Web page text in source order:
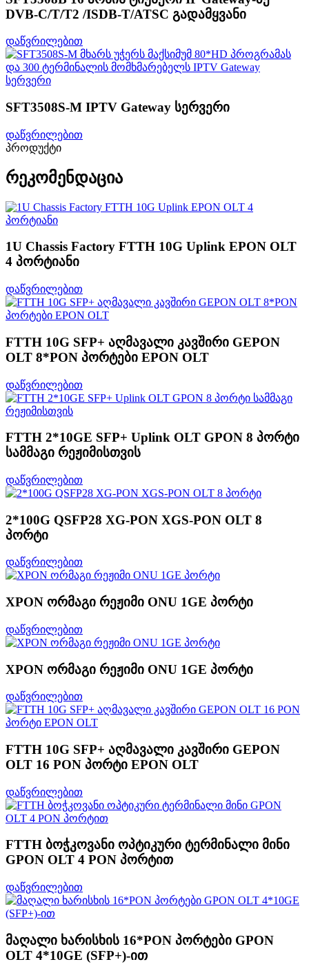
DVB-C/T/T2 /ISDB-T/ATSC გადამყვანი
დაწვრილებით
SFT3508S-M IPTV Gateway სერვერი
დაწვრილებით
პროდუქტი
რეკომენდაცია
1U Chassis Factory FTTH 10G Uplink EPON OLT
4 პორტიანი
დაწვრილებით
FTTH 10G SFP+ აღმავალი კავშირი GEPON
OLT 8*PON პორტები EPON OLT
დაწვრილებით
FTTH 2*10GE SFP+ Uplink OLT GPON 8 პორტი
სამმაგი რეჟიმისთვის
დაწვრილებით
2*100G QSFP28 XG-PON XGS-PON OLT 8
პორტი
დაწვრილებით
XPON ორმაგი რეჟიმი ONU 1GE პორტი
დაწვრილებით
XPON ორმაგი რეჟიმი ONU 1GE პორტი
დაწვრილებით
FTTH 10G SFP+ აღმავალი კავშირი GEPON
OLT 16 PON პორტი EPON OLT
დაწვრილებით
FTTH ბოჭკოვანი ოპტიკური ტერმინალი მინი
GPON OLT 4 PON პორტით
დაწვრილებით
მაღალი ხარისხის 16*PON პორტები GPON
OLT 4*10GE (SFP+)-ით